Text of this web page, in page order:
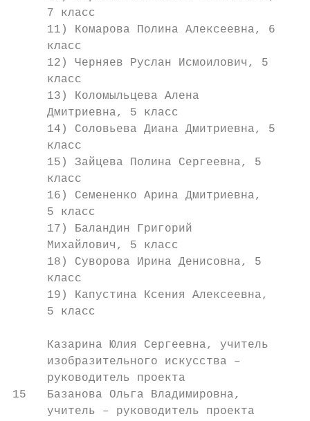
     7 класс
     11) Комарова Полина Алексеевна, 6
     класс
     12) Черняев Руслан Исмоилович, 5
     класс
     13) Коломыльцева Алена
     Дмитриевна, 5 класс
     14) Соловьева Диана Дмитриевна, 5
     класс
     15) Зайцева Полина Сергеевна, 5
     класс
     16) Семененко Арина Дмитриевна,
     5 класс
     17) Баландин Григорий
     Михайлович, 5 класс
     18) Суворова Ирина Денисовна, 5
     класс
     19) Капустина Ксения Алексеевна,
     5 класс
     Казарина Юлия Сергеевна, учитель
     изобразительного искусства –
     руководитель проекта
15   Базанова Ольга Владимировна,
учитель – руководитель проекта